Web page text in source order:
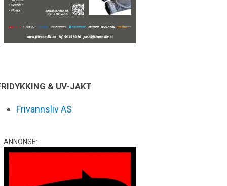
& UV-JAKT
Frivannsliv AS
ANNONSE: